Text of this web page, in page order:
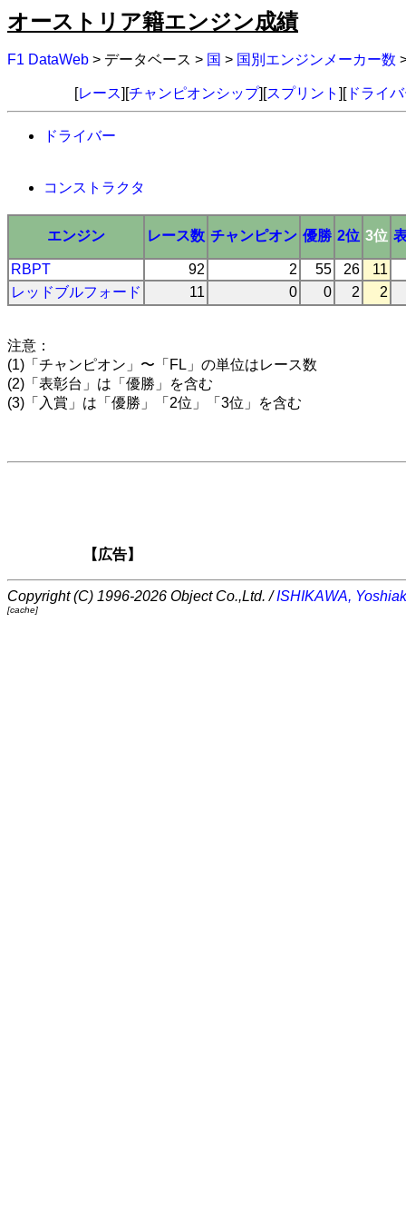
オーストリア籍エンジン成績
F1 DataWeb > データベース > 国 > 国別エンジンメーカー数
[レース][チャンピオンシップ][スプリント ][ドライ
ドライバー
コンストラクタ
エンジン レース数 チャンピオン 優勝 2位 3位
RBPT 92 2 55 26
11
レッドブルフォード
11 0 0 2 2
注意：
(1)「チャンピオン」〜「FL」の単位はレース数
(2)「表彰台」は「優勝」を含む
(3)「入賞」は「優勝」「2位」「3位」を含む
【広告】
Copyright (C) 1996-2026 Object Co.,Ltd. /ISHIKAWA,
[cache]